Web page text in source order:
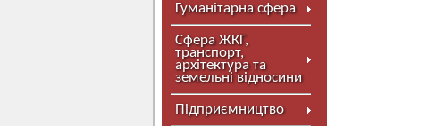
Гуманітарна сфера
Сфера ЖКГ,
транспорт,
архітектура та
земельні відносини
Підприємництво